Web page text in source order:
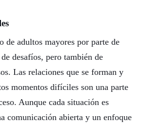
de adultos mayores por parte de
desafíos, pero también de
Las relaciones que se forman y
momentos difíciles son una parte
Aunque cada situación es
comunicación abierta y un enfoque